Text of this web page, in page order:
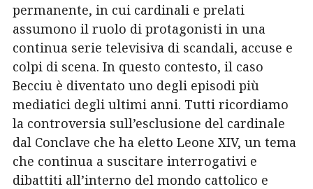
permanente, in cui cardinali e prelati
assumono il ruolo di protagonisti in una
continua serie televisiva di scandali, accuse e
colpi di scena. In questo contesto, il caso
Becciu è diventato uno degli episodi più
mediatici degli ultimi anni. Tutti ricordiamo
la controversia sull’esclusione del cardinale
dal Conclave che ha eletto Leone XIV, un tema
che continua a suscitare interrogativi e
dibattiti all’interno del mondo cattolico e